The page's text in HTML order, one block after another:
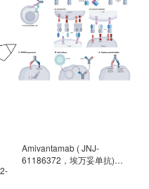
Amivantamab ( JNJ-
61186372，埃万妥单抗)